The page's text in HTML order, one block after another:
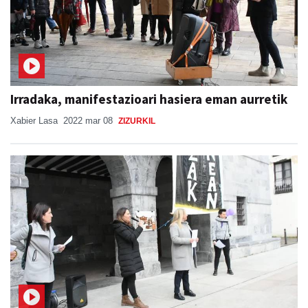
Irradaka, manifestazioari hasiera eman aurretik
Xabier Lasa 2022 mar 08 ZIZURKIL